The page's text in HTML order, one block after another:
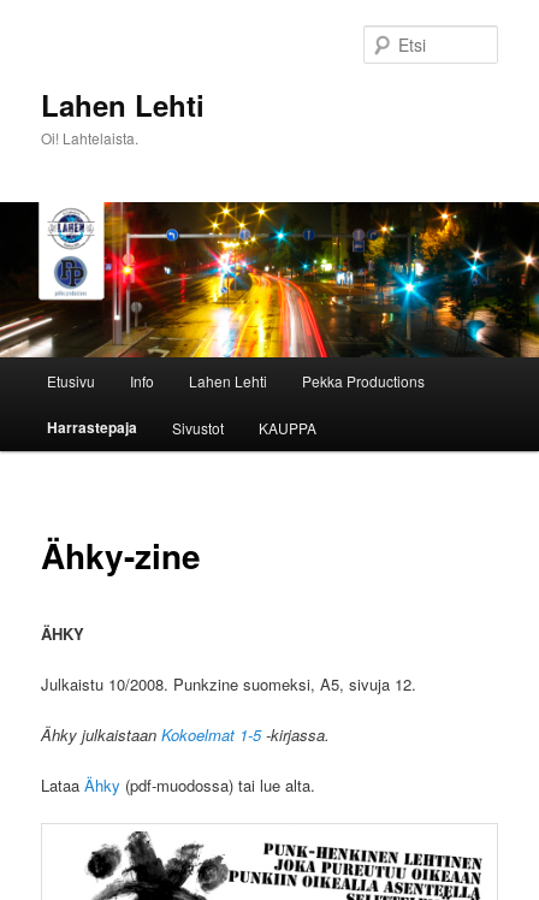
Lahen Lehti
Oi! Lahtelaista.
Etusivu Info Lahen Lehti Pekka Productions
Harrastepaja Sivustot KAUPPA
Ähky-zine
ÄHKY
Julkaistu 10/2008. Punkzine suomeksi, A5, sivuja 12.
Ähky julkaistaanKokoelmat 1-5-kirjassa.
LataaÄhky (pdf-muodossa) tai lue alta.